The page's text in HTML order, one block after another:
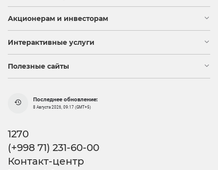
Акционерам и инвесторам
Интерактивные услуги
Полезные сайты
Последнее обновление:
8 Августа 2026, 09:17 (GMT+5)
1270
(+998 71) 231-60-00
Контакт-центр